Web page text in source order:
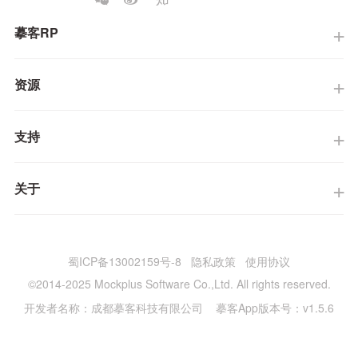
摹客RP
资源
支持
关于
蜀ICP备13002159号-8 隐私政策
使用协议
©2014-2025 Mockplus Software Co.,Ltd. All rights reserved.
开发者名称：成都摹客科技有限公司 摹客App版本号：v1.5.6